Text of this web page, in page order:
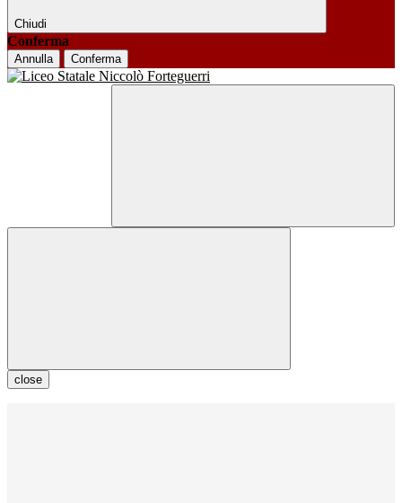
Chiudi
Conferma
Annulla Conferma
close